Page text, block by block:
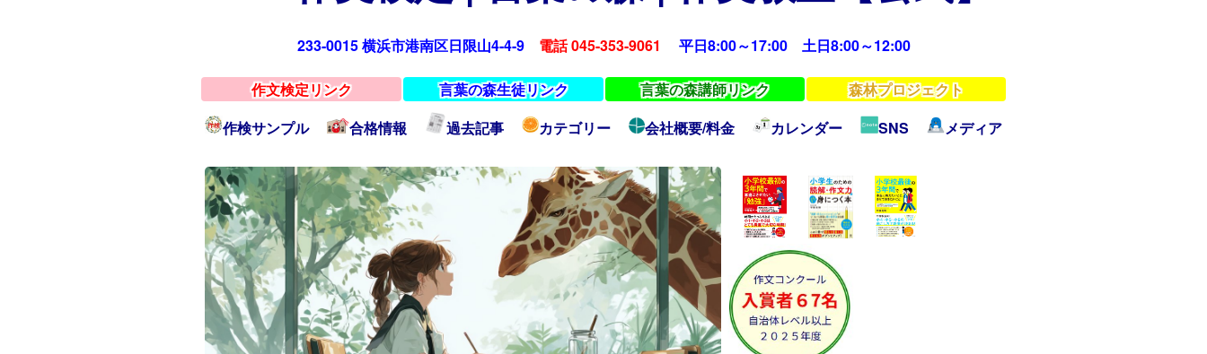
233-0015 横浜市港南区日限山4-4-9 電話 045-353-9061 平日8:00～17:00 土日8:00～12:00
作文検定リンク 言葉の森生徒リンク 言葉の森講師リンク
森林プロジェクト
作検サンプル
合格情報 過去記事 カテゴリー 会社概要/料金 カレンダー SNS メディア